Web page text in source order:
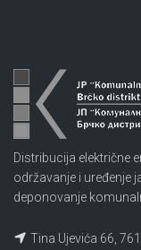
Distribucija električne
održavanje i uređenje
deponovanje
Tina Ujevića 66,